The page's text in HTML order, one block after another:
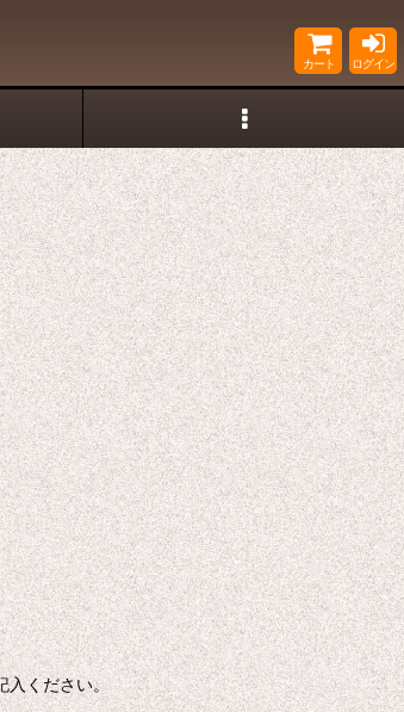
カート ログイン
入ください。